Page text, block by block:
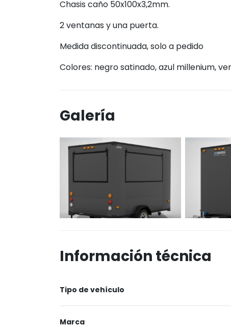
Chasis caño 50x100x3,2mm.
2 ventanas y una puerta.
Medida discontinuada, solo a pedido
Colores: negro satinado, azul millenium,
Galería
Información técnica
Tipo de vehículo
Marca